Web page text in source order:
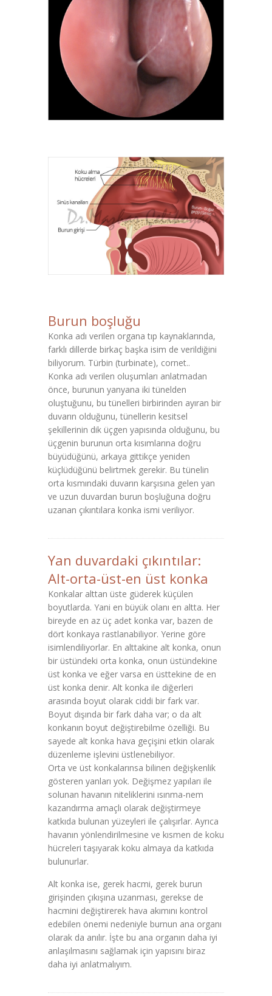
Burun boşluğu
Konka adı verilen organa tıp kaynaklarında,
farklı dillerde birkaç başka isim de verildiğini
biliyorum. Türbin (turbinate), cornet..
Konka adı verilen oluşumları anlatmadan
önce, burunun yanyana iki tünelden
oluştuğunu, bu tünelleri birbirinden ayıran bir
duvarın olduğunu, tünellerin kesitsel
şekillerinin dik üçgen yapısında olduğunu, bu
üçgenin burunun orta kısımlarına doğru
büyüdüğünü, arkaya gittikçe yeniden
küçlüdüğünü belirtmek gerekir. Bu tünelin
orta kısmındaki duvarın karşısına gelen yan
ve uzun duvardan burun boşluğuna doğru
uzanan çıkıntılara konka ismi veriliyor.
Yan duvardaki çıkıntılar:
Alt-orta-üst-en üst konka
Konkalar alttan üste güderek küçülen
boyutlarda. Yani en büyük olanı en altta. Her
bireyde en az üç adet konka var, bazen de
dört konkaya rastlanabiliyor. Yerine göre
isimlendiliyorlar. En alttakine alt konka, onun
bir üstündeki orta konka, onun üstündekine
üst konka ve eğer varsa en üsttekine de en
üst konka denir. Alt konka ile diğerleri
arasında boyut olarak ciddi bir fark var.
Boyut dışında bir fark daha var; o da alt
konkanın boyut değiştirebilme özelliği. Bu
sayede alt konka hava geçişini etkin olarak
düzenleme işlevini üstlenebiliyor.
Orta ve üst konkalarınsa bilinen değişkenlik
gösteren yanları yok. Değişmez yapıları ile
solunan havanın niteliklerini ısınma-nem
kazandırma amaçlı olarak değiştirmeye
katkıda bulunan yüzeyleri ile çalışırlar. Ayrıca
havanın yönlendirilmesine ve kısmen de koku
hücreleri taşıyarak koku almaya da katkıda
bulunurlar.
Alt konka ise, gerek hacmi, gerek burun
girişinden çıkışına uzanması, gerekse de
hacmini değiştirerek hava akımını kontrol
edebilen önemi nedeniyle burnun ana organı
olarak da anılır. İşte bu ana organın daha iyi
anlaşılmasını sağlamak için yapısını biraz
daha iyi anlatmalıyım.